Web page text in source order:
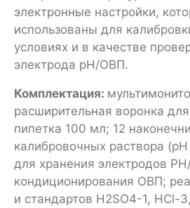
электронные настройки,
использованы для
условиях и в качестве
электрода рН/ОВП.
Комплектация:
расширительная воронка
пипетка 100 мл; 12
калибровочных раствора
для хранения электродов
кондиционирования ОВП;
и стандартов H2SO4-1, HCl-